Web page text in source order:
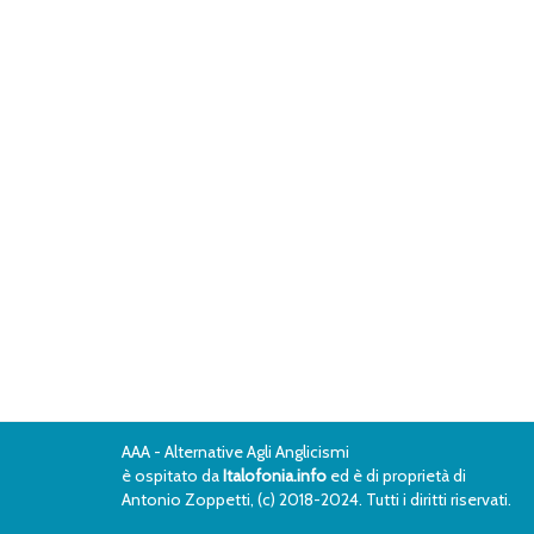
AAA - Alternative Agli Anglicismi
è ospitato daItalofonia.info ed è di proprietà di
Antonio Zoppetti, (c) 2018-2024. Tutti i diritti riservati.